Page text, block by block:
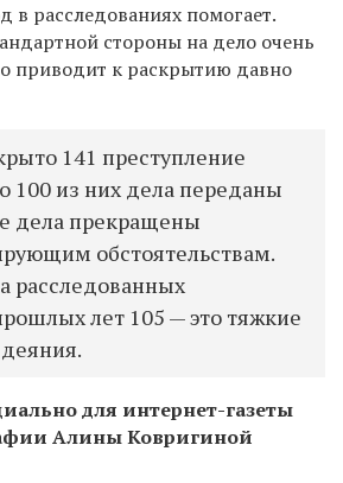
в расследованиях помогает.
стороны на дело очень
приводит к раскрытию давно
141 преступление
100 из них дела переданы
дела прекращены
обстоятельствам.
расследованных
лет 105 — это тяжкие
для интернет-газеты
Алины Ковригиной